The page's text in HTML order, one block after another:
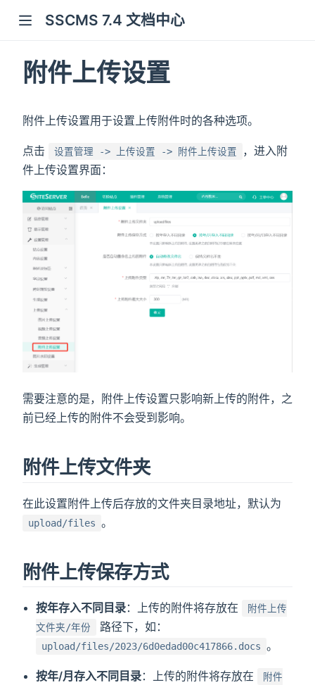
SSCMS 7.4 文档中心
附件上传设置
附件上传设置用于设置上传附件时的各种选项。
点击 设置管理 -> 上传设置 -> 附件上传设置
，进入附
件上传设置界面：
需要注意的是，附件上传设置只影响新上传的附件，之
前已经上传的附件不会受到影响。
附件上传文件夹
在此设置附件上传后存放的文件夹目录地址，默认为
upload/files 。
附件上传保存方式
按年存入不同目录：上传的附件将存放在
附件上传
文件夹/年份
路径下，如：
upload/files/2023/6d0edad00c417866.docs 。
按年/月存入不同目录：上传的附件将存放在
附件